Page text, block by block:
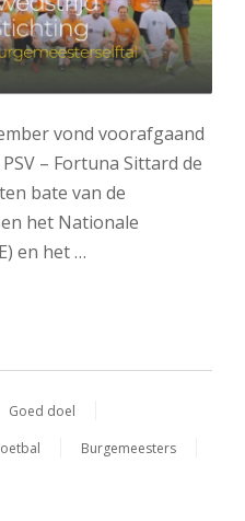
vond voorafgaand
– Fortuna Sittard de
bate van de
het Nationale
en het …
Goed doel
Burgemeesters